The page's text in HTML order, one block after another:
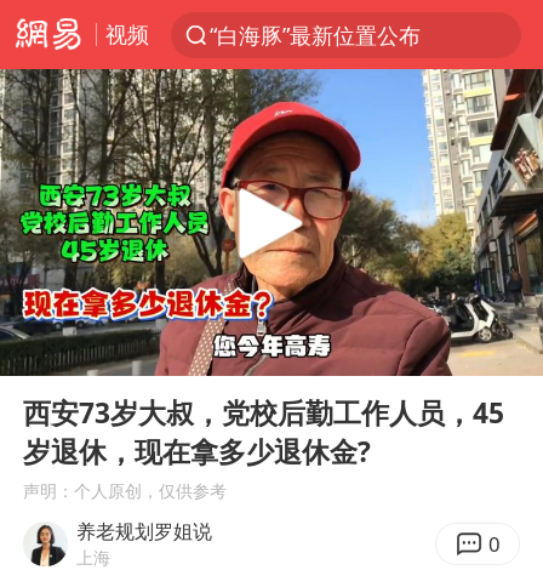
视频
“白海豚”最新位置公布
光影经济撬动暑期消费新蓝海
白海豚10级风圈已触及浙江台州
以军士兵把枪口对准中国记者
谢霆锋演唱会隔空祝王菲生日快乐
方桃子代言广告视频已下架
河南警方公开征集黑恶犯罪线索
辽宁省深化扫黑除恶专项斗争
WTT横滨冠军赛女单四强国乒占三席
浙江省发出今年第2号指挥长令
生产也能“拼单”了
Play
00:00 03:16
西安73岁大叔，党校后勤工作人员，45
岁退休，现在拿多少退休金?
声明：个人原创，仅供参考
养老规划罗姐说
上海 0